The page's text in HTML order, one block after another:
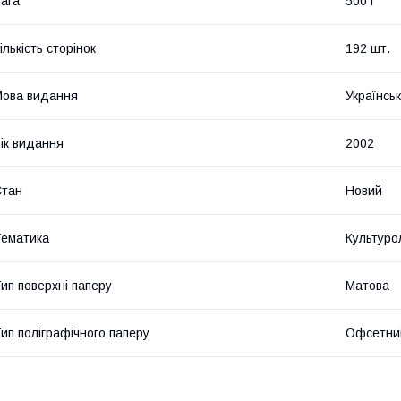
сторінок 192 шт.
видання
видання 2002
Новий
поверхні паперу Матова
поліграфічного паперу